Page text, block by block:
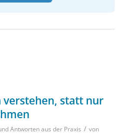
verstehen, statt nur
Antworten aus der Praxis / von